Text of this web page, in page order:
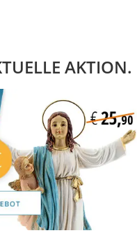
AKTION.